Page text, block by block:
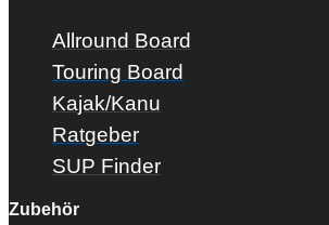
Allround Board
Touring Board
Kajak/Kanu
Ratgeber
SUP Finder
Zubehör